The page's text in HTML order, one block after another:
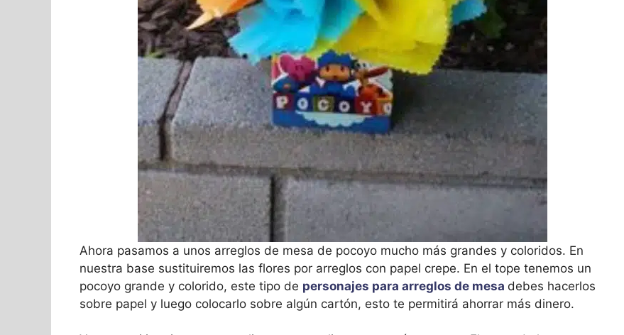
Ahora pasamos a unos arreglos de mesa de pocoyo mucho más grandes y coloridos. En
nuestra base sustituiremos las flores por arreglos con papel crepe. En el tope tenemos un
pocoyo grande y colorido, este tipo de personajes para arreglos de mesa debes hacerlos
sobre papel y luego colocarlo sobre algún cartón, esto te permitirá ahorrar más dinero.